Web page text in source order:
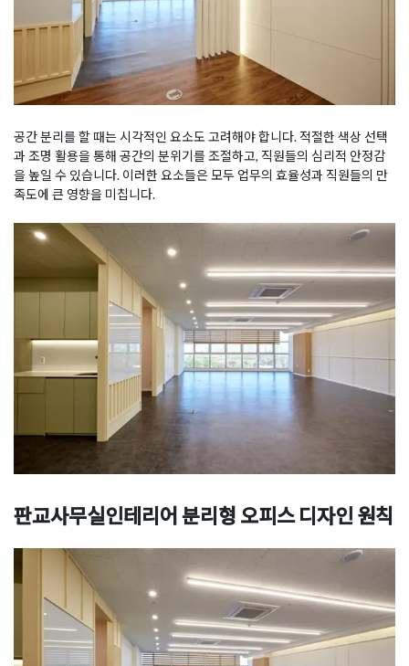
공간 분리를 할 때는 시각적인 요소도 고려해야 합니다. 적절한 색상 선택
과 조명 활용을 통해 공간의 분위기를 조절하고, 직원들의 심리적 안정감
을 높일 수 있습니다. 이러한 요소들은 모두 업무의 효율성과 직원들의 만
족도에 큰 영향을 미칩니다.
판교사무실인테리어 분리형 오피스 디자인 원칙